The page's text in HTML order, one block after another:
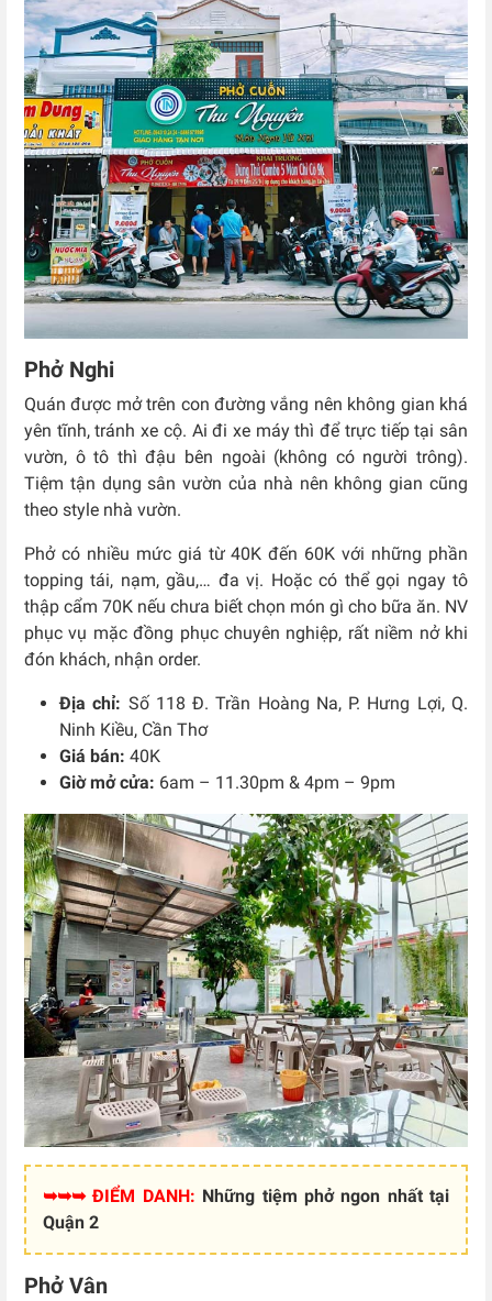
Phở Nghi
Quán được mở trên con đường vắng nên không gian khá
yên tĩnh, tránh xe cộ. Ai đi xe máy thì để trực tiếp tại sân
vườn, ô tô thì đậu bên ngoài (không có người trông).
Tiệm tận dụng sân vườn của nhà nên không gian cũng
theo style nhà vườn.
Phở có nhiều mức giá từ 40K đến 60K với những phần
topping tái, nạm, gầu,… đa vị. Hoặc có thể gọi ngay tô
thập cẩm 70K nếu chưa biết chọn món gì cho bữa ăn. NV
phục vụ mặc đồng phục chuyên nghiệp, rất niềm nở khi
đón khách, nhận order.
Địa chỉ: Số 118 Đ. Trần Hoàng Na, P. Hưng Lợi, Q.
Ninh Kiều, Cần Thơ
Giá bán: 40K
Giờ mở cửa: 6am – 11.30pm & 4pm – 9pm
➥➥➥ ĐIỂM DANH: Những tiệm phở ngon nhất tại
Quận 2
Phở Vân